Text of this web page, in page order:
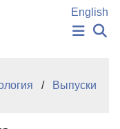
English
Выпуски